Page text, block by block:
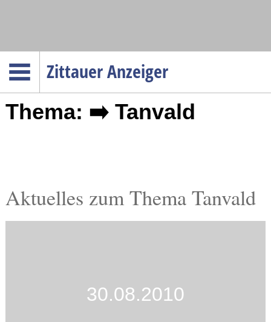
Zittauer Anzeiger
Menüpunkte
Startseite
Verkehr
Thema: ➡️ Tanvald
Aktuelles zum Thema Tanvald
30.08.2010